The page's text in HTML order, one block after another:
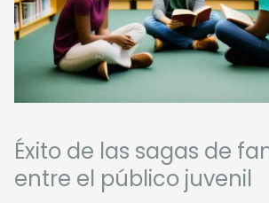
Éxito de las sagas de
entre el público juvenil